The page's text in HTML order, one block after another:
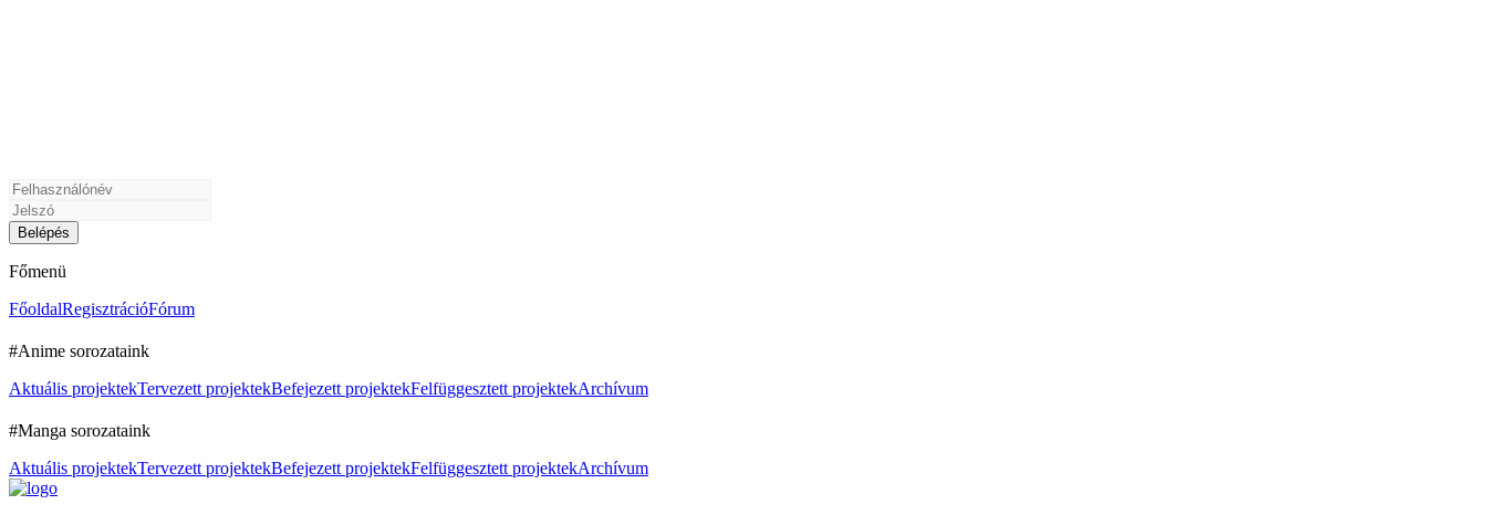
Főmenü
FőoldalRegisztrációFórum
#Anime sorozataink
Aktuális projektekTervezett projektekBefejezett projektekFelfüggesztett projektekArchívum
#Manga sorozataink
Aktuális projektekTervezett projektekBefejezett projektekFelfüggesztett projektekArchívum